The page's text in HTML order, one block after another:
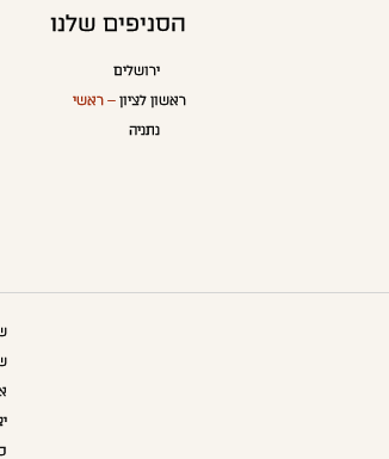
הסניפים שלנו
ירושלים
ראשון לציון – ראשי
נתניה